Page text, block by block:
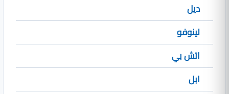
ديل
لينوفو
اتش بي
ابل